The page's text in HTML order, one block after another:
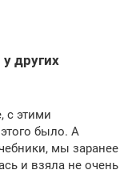
других
с этими
было. А
мы заранее
и взяла не очень